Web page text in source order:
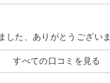
した、ありがとうございま
すべての口コミを見る